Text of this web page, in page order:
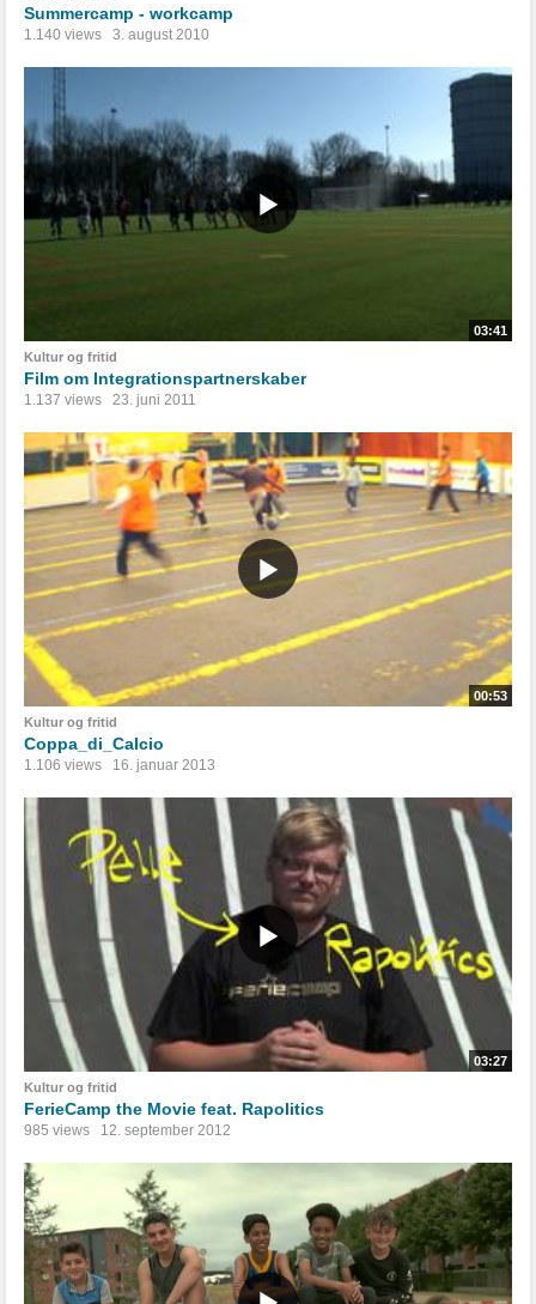
Summercamp - workcamp
1.140 views 3. august 2010
03:41
Kultur og fritid
Film om Integrationspartnerskaber
1.137 views 23. juni 2011
00:53
Kultur og fritid
Coppa_di_Calcio
1.106 views 16. januar 2013
03:27
Kultur og fritid
FerieCamp the Movie feat. Rapolitics
985 views 12. september 2012